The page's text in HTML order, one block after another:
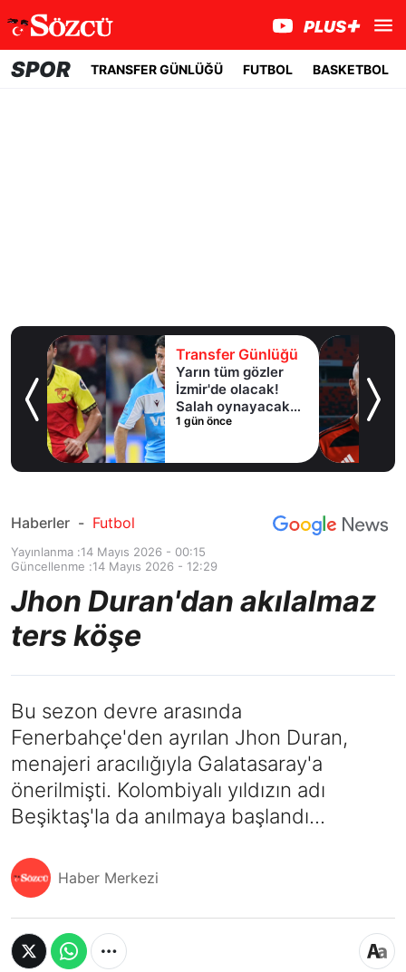
SPOR TRANSFER GÜNLÜĞÜ FUTBOL BASKETBOL
Transfer Günlüğü
Yarın tüm gözler
İzmir'de olacak!
Salah oynayacak
mı?
1 gün önce
Haberler - Futbol
Yayınlanma :14 Mayıs 2026 - 00:15
Güncellenme :14 Mayıs 2026 - 12:29
Jhon Duran'dan akılalmaz
ters köşe
Bu sezon devre arasında
Fenerbahçe'den ayrılan Jhon Duran,
menajeri aracılığıyla Galatasaray'a
önerilmişti. Kolombiyalı yıldızın adı
Beşiktaş'la da anılmaya başlandı...
Haber Merkezi